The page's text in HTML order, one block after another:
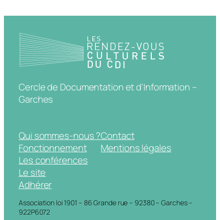
Cercle de Documentation et d'Information –
Garches
Qui sommes-nous ?
Fonctionnement
Les conférences
Le site
Adhérer
Contact
Mentions légales
Association loi 1901 – 86 Grande rue – 92380 – Garches –
922P6072